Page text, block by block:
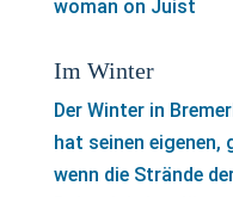
Im Winter
Der Winter in
hat seinen eigenen,
wenn die Strände